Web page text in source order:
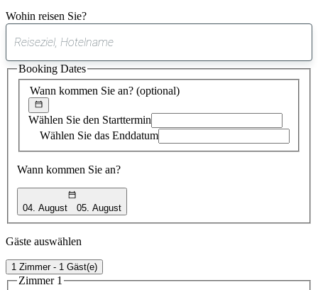
Wohin reisen Sie?
gefundener
Vorschlag
Wann kommen Sie an? (optional)
Wählen Sie den Starttermin
Wählen Sie das Enddatum
Wann kommen Sie an?
04. August 05. August
Booking Dates
Gäste auswählen
1 Zimmer - 1 Gäst(e)
Zimmer 1